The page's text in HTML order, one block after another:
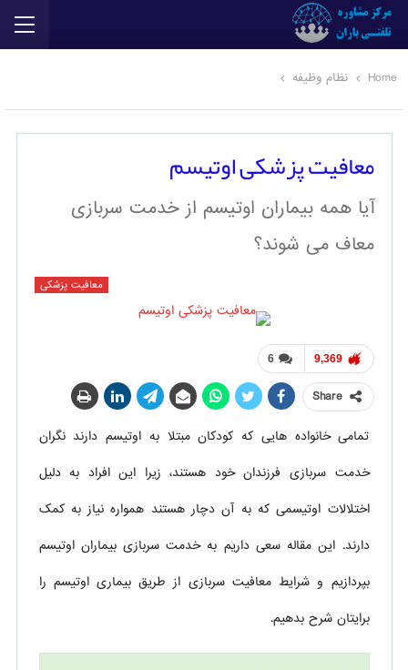
Home نظام وظیفه
معافیت پزشکی اوتیسم
آیا همه بیماران اوتیسم از خدمت سربازی
معاف می شوند؟
معافیت پزشکی
6 9,369
Share
تمامی خانواده هایی که کودکان مبتلا به اوتیسم دارند نگران
خدمت سربازی فرزندان خود هستند، زیرا این افراد به دلیل
اختلالات اوتیسمی که به آن دچار هستند همواره نیاز به کمک
دارند. این مقاله سعی داریم به خدمت سربازی بیماران اوتیسم
بپردازیم و شرایط معافیت سربازی از طریق بیماری اوتیسم را
برایتان شرح بدهیم.